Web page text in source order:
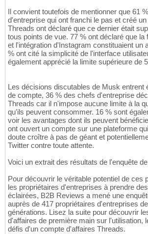
Il convient toutefois de mentionner que 61
d'entreprise qui ont franchi le pas et créé
Threads ont déclaré que ce dernier était
tous points de vue. 77 % ont déclaré que la
et l'intégration d'Instagram constituaient un
% ont cité la simplicité de l'interface
également apprécié la limite supérieure de
Les décisions discutables de Musk entrent
de compte, 36 % des chefs d'entreprise
Threads car il n'impose aucune limite à la
qu'ils peuvent consommer. 16 % sont
voir les avantages dont ils peuvent
ont ouvert un compte sur une plateforme
doute croître à pas de géant et
Twitter contre toute attente.
Voici un extrait des résultats de l'enquête
Pour découvrir le véritable potentiel de ces
les propriétaires d'entreprises à prendre
éclairées, B2B Reviews a mené une
auprès de 417 propriétaires d'entreprises
générations. Lisez la suite pour découvrir
d'affaires de première main sur l'utilisation,
défis d'un compte d'affaires Threads.